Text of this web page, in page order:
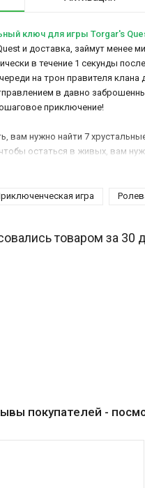
ключ для игры Torgar's
и доставка, займут менее
в течение 1 секунды
на трон правителя
в давно
приключение!
вам нужно найти 7
остаться в живых, вам
игра
товаром за 30
покупателей -